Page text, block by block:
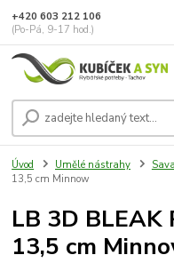
+420 603 212 106
(Po-Pá, 9-17 hod.)
Úvod Umělé nástrahy
13,5 cm Minnow
LB 3D BLEAK
13,5 cm